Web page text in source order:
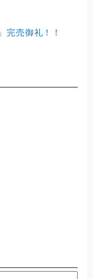
完売御礼！！